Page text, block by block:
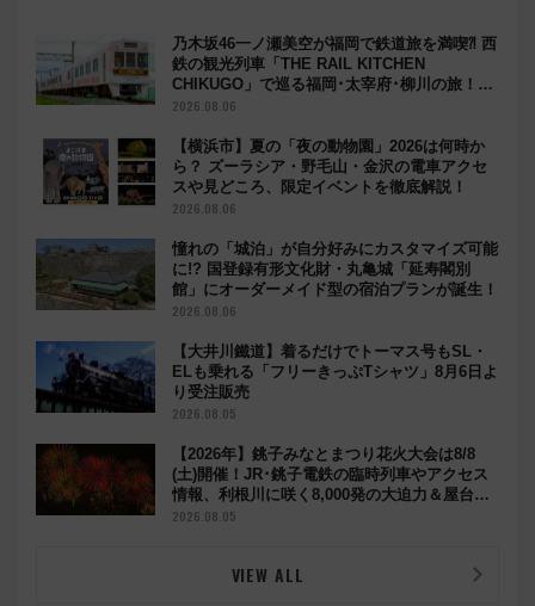
乃木坂46一ノ瀬美空が福岡で鉄道旅を満喫⁈ 西
鉄の観光列車「THE RAIL KITCHEN
CHIKUGO」で巡る福岡･太宰府･柳川の旅！
YouTubeが公開に
2026.08.06
【横浜市】夏の「夜の動物園」2026は何時か
ら？ ズーラシア・野毛山・金沢の電車アクセ
スや見どころ、限定イベントを徹底解説！
2026.08.06
憧れの「城泊」が自分好みにカスタマイズ可能
に!? 国登録有形文化財・丸亀城「延寿閣別
館」にオーダーメイド型の宿泊プランが誕生！
2026.08.06
【大井川鐵道】着るだけでトーマス号もSL・
ELも乗れる「フリーきっぷTシャツ」8月6日よ
り受注販売
2026.08.05
【2026年】銚子みなとまつり花火大会は8/8
(土)開催！JR･銚子電鉄の臨時列車やアクセス
情報、利根川に咲く8,000発の大迫力＆屋台を
満喫
2026.08.05
VIEW ALL